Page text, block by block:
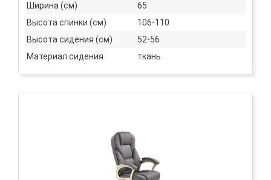
Ширина (см)
65
Высота спинки (см)
106-110
Высота сидения (см)
52-56
Материал сидения
ткань